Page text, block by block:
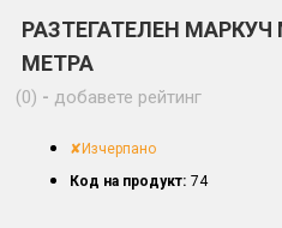
РАЗТЕГАТЕЛЕН МАРКУЧ
МЕТРА
(0) - добавете рейтинг
✘Изчерпано
Код на продукт: 74